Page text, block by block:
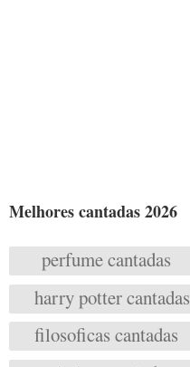
Melhores cantadas 2026
perfume cantadas
harry potter cantadas
filosoficas cantadas